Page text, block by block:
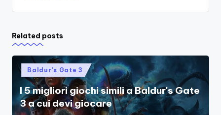
Related posts
Posted
in
Baldur's Gate 3
I 5 migliori giochi simili a Baldur's Gate
3 a cui devi giocare